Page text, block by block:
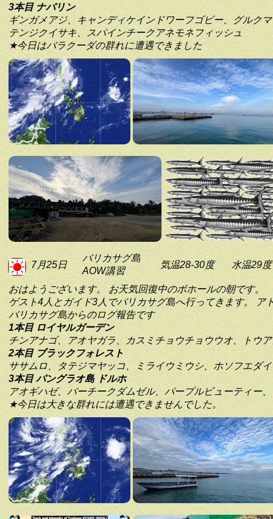
3本目 ナパリン
ギンガメアジ、キャンディケインドワーフゴビー、グルク
テンジクイサキ、スパインチークアネモネフィッシュ
★今日はバラクーダの群れに遭遇できました
7月25日
バリカサグ島
AOW講習
気温28-30度 水温29度
おはようございます。 お天気回復中のボホールの朝です。
ゲスト4人とガイド3人でバリカサグ島へ行ってきます。 ア
バリカサグ島からのログ報告です
1本目 ロイヤルガーデン
チンアナゴ、アオヤガラ、カスミチョウチョウウオ、トウ
2本目 ブラックフォレスト
ササムロ、タテジマヤッコ、ミライウミウシ、ホソフエダ
3本目 パングラオ島 ドルホ
アオギハゼ、バーチークダムゼル、パープルビューティー
★今日は大きな群れには遭遇できませんでした。